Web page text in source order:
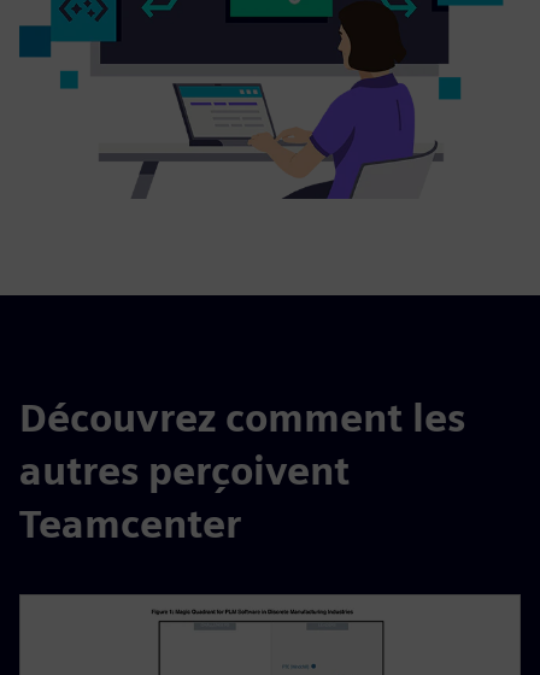
Découvrez comment les
autres perçoivent
Teamcenter